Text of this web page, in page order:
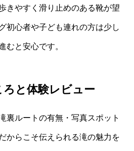
きやすく滑り止めのある靴が望
初心者や子ども連れの方は少し
むと安心です。
と体験レビュー
裏ルートの有無・写真スポット
からこそ伝えられる滝の魅力を